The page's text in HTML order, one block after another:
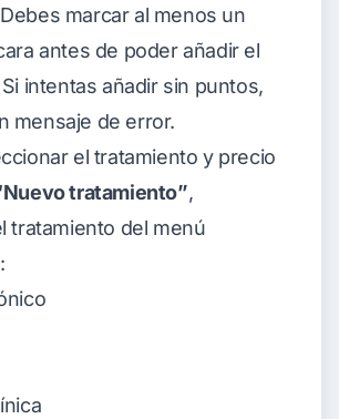
marcar al menos un
antes de poder añadir el
intentas añadir sin puntos,
mensaje de error.
el tratamiento y precio
tratamiento”,
tratamiento del menú